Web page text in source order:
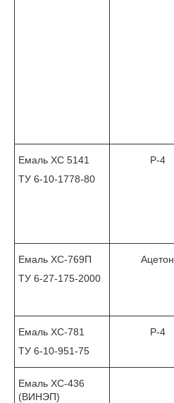
Емаль ХС 5141
ТУ 6-10-1778-80
Р-4
Емаль ХС-769П
ТУ 6-27-175-2000
Ацетон
Емаль ХС-781
ТУ 6-10-951-75
Р-4
Емаль ХС-436
(ВИНЭП)